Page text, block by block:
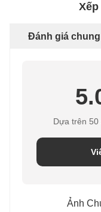
Đánh giá chung
Dựa trên 50
Ảnh